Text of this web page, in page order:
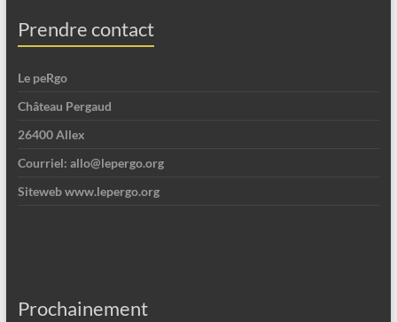
Prendre contact
Le peRgo
Château Pergaud
26400 Allex
Courriel: allo@lepergo.org
Siteweb www.lepergo.org
Prochainement